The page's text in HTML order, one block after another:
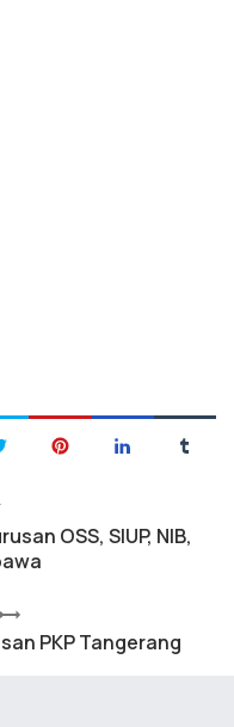
OSS, SIUP, NIB,
PKP Tangerang